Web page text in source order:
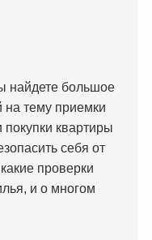
найдете большое
на тему приемки
квартиры
себя от
проверки
и о многом